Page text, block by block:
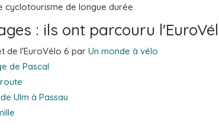
cyclotourisme de longue durée.
: ils ont parcouru
de l'EuroVélo 6 par Un monde à vélo
de Pascal
Ulm à Passau